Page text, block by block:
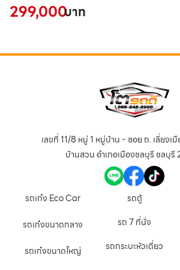
299,000บาท
เลขที่ 11/8 หมู่ 1 หมู่บ้าน - ซอย ถ. เลี่ยงเ
บ้านสวน อำเภอเมืองชลบุรี ชลบุ
รถเก๋ง Eco Car
รถเก๋งขนาดกลาง
รถเก๋งขนาดใหญ่
รถตู้
รถ 7 ที่นั่ง
รถกระบะหัวเดี่ยว